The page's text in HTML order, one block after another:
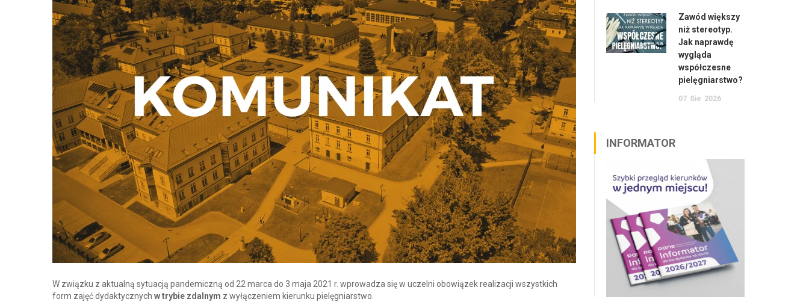
W związku z aktualną sytuacją pandemiczną od 22 marca do 3 maja 2021 r. wprowadza się w uczelni obowiązek realizacji wszystkich
form zajęć dydaktycznych w trybie zdalnym z wyłączeniem kierunku pielęgniarstwo.
Zawód większy
niż stereotyp.
Jak naprawdę
wygląda
współczesne
pielęgniarstwo?
07 Sie 2026
INFORMATOR